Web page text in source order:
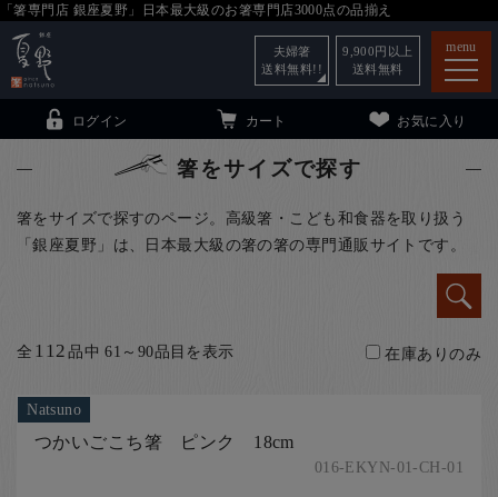
「箸専門店 銀座夏野」日本最大級のお箸専門店3000点の品揃え
menu
ご利用ガイド
ログイン カート お気に入り
夫婦箸
送料無料!!
9,900 円以上
送料無料
箸をサイズで探す
箸をサイズで探すのページ。高級箸・こども和食器を取り扱う
「銀座夏野」は、日本最大級の箸の箸の専門通販サイトです。
全 112品中 61～90品目を表示 在庫ありのみ
Natsuno
つかいごこち箸 ピンク 18cm
016-EKYN-01-CH-01